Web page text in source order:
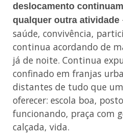
deslocamento
qualquer outra atividade
saúde, convivência,
continua acordando de
já de noite. Continua
confinado em franjas
distantes de tudo que
oferecer: escola boa,
funcionando, praça com
calçada, vida.